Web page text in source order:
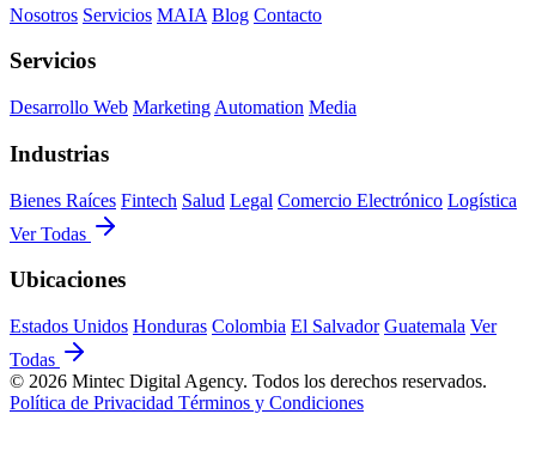
Nosotros Servicios MAIA Blog Contacto
Servicios
Desarrollo Web Marketing Automation Media
Industrias
Bienes Raíces Fintech Salud Legal Comercio Electrónico Logística
Ver Todas
Ubicaciones
Estados Unidos Honduras Colombia El Salvador Guatemala Ver
Todas
© 2026 Mintec Digital Agency. Todos los derechos reservados.
Política de Privacidad Términos y Condiciones